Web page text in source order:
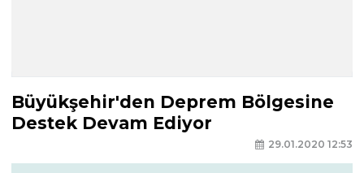
Büyükşehir'den Deprem Bölgesine
Destek Devam Ediyor
29.01.2020 12:53